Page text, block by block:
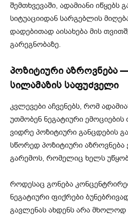
შემთხვევაში, ადამიანი იწყებს
სიტუაციიდან სარგებლის
დადებითად აისახება მის
გარეგნობაზე.
პოზიტიური აზროვნება
სილამაზის საფუძველი
კვლევები აჩვენებს, რომ
უთმობენ ნეგატიური ემოციების
ვიდრე პოზიტიური განცდების
სწორედ პოზიტიური აზროვნება
გარემოს, რომელიც ხელს
როდესაც გონება
ნეგატიური ფიქრები
გავლენას ახდენს არა